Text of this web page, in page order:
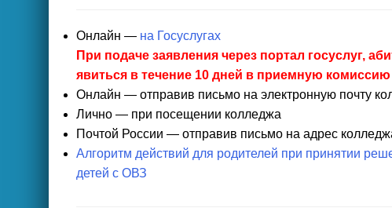
Онлайн — на Госуслугах
При подаче заявления через портал госуслуг,
явиться в течение 10 дней в приемную
Онлайн — отправив письмо на электронную почту
Лично — при посещении колледжа
Почтой России — отправив письмо на адрес
Алгоритм действий для родителей при принятии
детей с ОВЗ